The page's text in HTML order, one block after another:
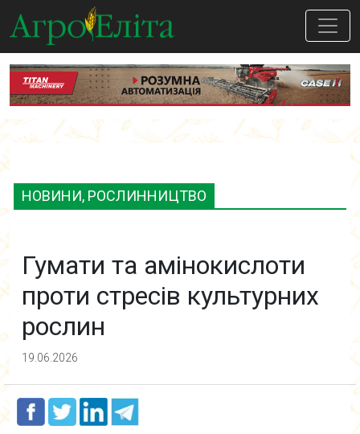
НОВИНИ, РОСЛИННИЦТВО
Гумати та амінокислоти
проти стресів культурних
рослин
19.06.2026